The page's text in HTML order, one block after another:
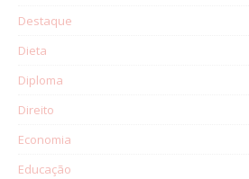
Destaque
Dieta
Diploma
Direito
Economia
Educação